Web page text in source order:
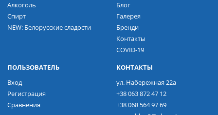
Алкоголь
Спирт
NEW: Белорусские сладости
Блог
Галерея
Бренди
Контакты
COVID-19
ПОЛЬЗОВАТЕЛЬ
Вход
Регистрация
Сравнения
КОНТАКТЫ
ул. Набережная 22а
+38 063 872 47 12
+38 068 564 97 69